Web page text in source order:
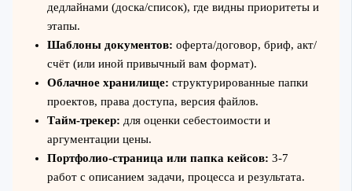
дедлайнами (доска/список), где видны приоритеты и
этапы.
Шаблоны документов: оферта/договор, бриф, акт/
счёт (или иной привычный вам формат).
Облачное хранилище: структурированные папки
проектов, права доступа, версия файлов.
Тайм‑трекер: для оценки себестоимости и
аргументации цены.
Портфолио‑страница или папка кейсов: 3-7
работ с описанием задачи, процесса и результата.